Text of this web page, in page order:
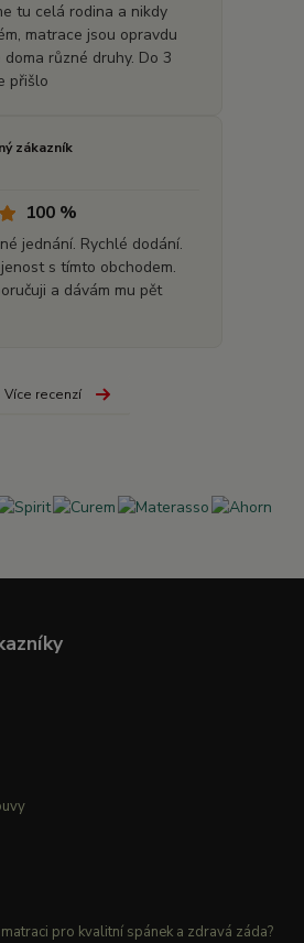
tu celá rodina a nikdy
matrace jsou opravdu
doma různé druhy. Do 3
přišlo
zákazník
100 %
jednání. Rychlé dodání.
s tímto obchodem.
a dávám mu pět
Více recenzí
pro kvalitní spánek a zdravá záda?